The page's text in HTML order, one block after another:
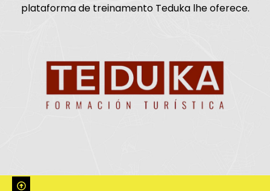
plataforma de treinamento Teduka lhe oferece.